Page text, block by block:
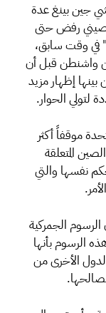
جين بينغ عدة
رفض حتى
في وقت سابق،
واشنطن قبل أن
إظهار مزيد
الحوار.
موقفاً أكثر
المتعلقة
نفسها والتي
الجمركية
الرسوم بأنها
الأخرى من